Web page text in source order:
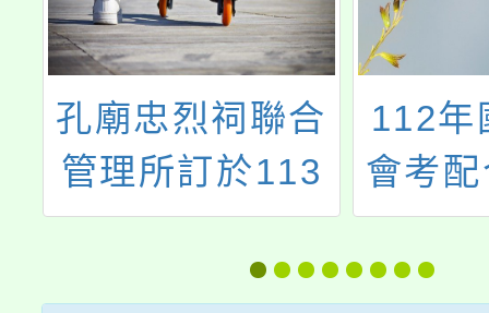
孔廟忠烈祠聯合
管理所訂於113
年12月7日(星期
六)辦理2024桃
112年
會考
特殊
炎」